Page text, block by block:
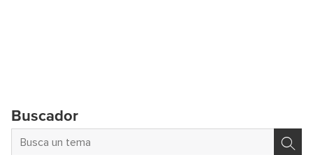
Buscador